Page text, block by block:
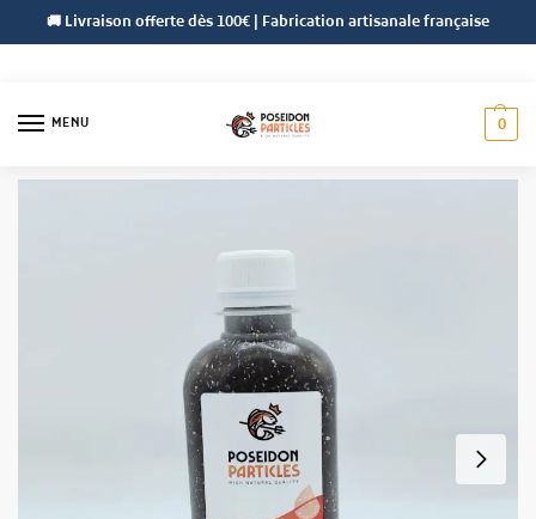
🚚 Livraison offerte dès 100€ | Fabrication artisanale française
MENU
0